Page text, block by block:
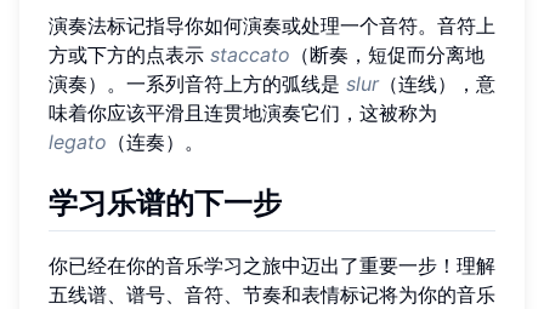
演奏法标记指导你如何演奏或处理一个音符。音符上
方或下方的点表示 staccato （断奏，短促而分离地
演奏）。一系列音符上方的弧线是 slur（连线），意
味着你应该平滑且连贯地演奏它们，这被称为
legato （连奏）。
学习乐谱的下一步
你已经在你的音乐学习之旅中迈出了重要一步！理解
五线谱、谱号、音符、节奏和表情标记将为你的音乐